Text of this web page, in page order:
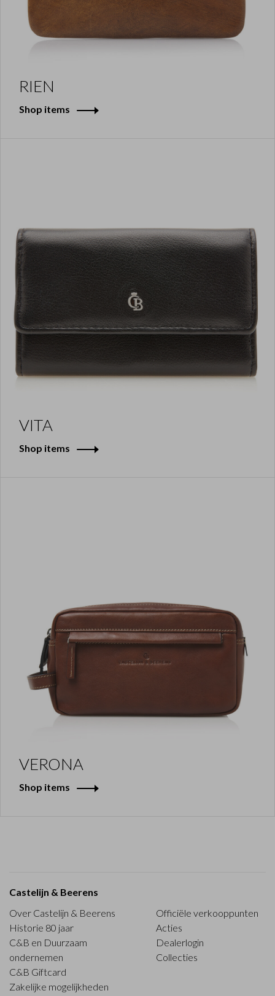
RIEN
Shop items
VITA
Shop items
VERONA
Shop items
Castelijn & Beerens
Over Castelijn & Beerens
Historie 80 jaar
C&B en Duurzaam
ondernemen
C&B Giftcard
Zakelijke mogelijkheden
Officiële verkooppunten
Acties
Dealerlogin
Collecties